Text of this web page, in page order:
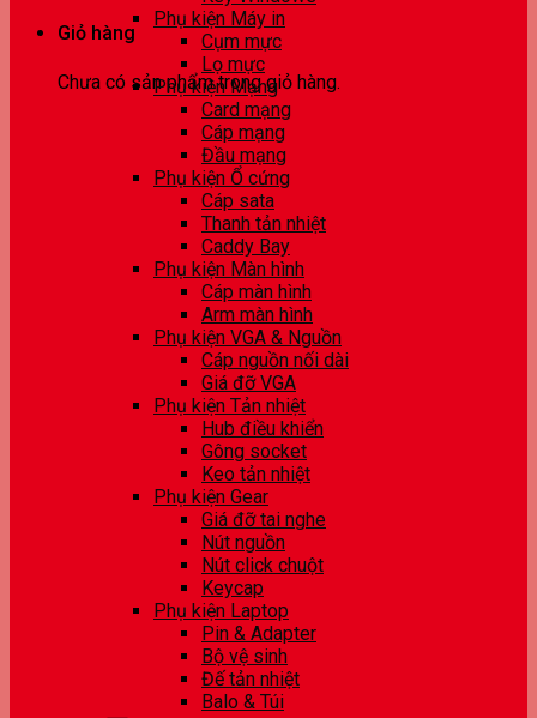
Giỏ hàng
Chưa có sản phẩm trong giỏ hàng.
Phụ kiện Máy in
Cụm mực
Lọ mực
Phụ kiện Mạng
Card mạng
Cáp mạng
Đầu mạng
Phụ kiện Ổ cứng
Cáp sata
Thanh tản nhiệt
Caddy Bay
Phụ kiện Màn hình
Cáp màn hình
Arm màn hình
Phụ kiện VGA & Nguồn
Cáp nguồn nối dài
Giá đỡ VGA
Phụ kiện Tản nhiệt
Hub điều khiển
Gông socket
Keo tản nhiệt
Phụ kiện Gear
Giá đỡ tai nghe
Nút nguồn
Nút click chuột
Keycap
Phụ kiện Laptop
Pin & Adapter
Bộ vệ sinh
Đế tản nhiệt
Balo & Túi